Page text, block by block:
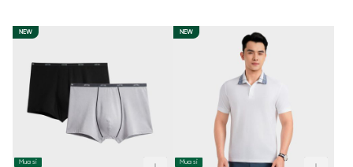
NEW
Mua sỉ
NEW
Mua sỉ